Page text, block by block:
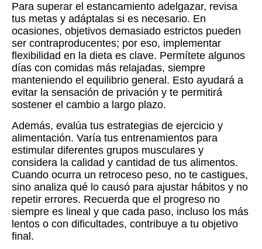
Para superar el estancamiento adelgazar, revisa
tus metas y adáptalas si es necesario. En
ocasiones, objetivos demasiado estrictos pueden
ser contraproducentes; por eso, implementar
flexibilidad en la dieta es clave. Permítete algunos
días con comidas más relajadas, siempre
manteniendo el equilibrio general. Esto ayudará a
evitar la sensación de privación y te permitirá
sostener el cambio a largo plazo.
Además, evalúa tus estrategias de ejercicio y
alimentación. Varía tus entrenamientos para
estimular diferentes grupos musculares y
considera la calidad y cantidad de tus alimentos.
Cuando ocurra un retroceso peso, no te castigues,
sino analiza qué lo causó para ajustar hábitos y no
repetir errores. Recuerda que el progreso no
siempre es lineal y que cada paso, incluso los más
lentos o con dificultades, contribuye a tu objetivo
final.